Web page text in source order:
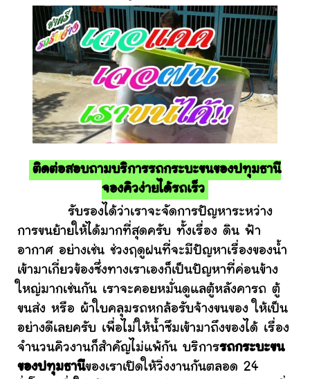
ติดต่อสอบถามบริการรถกระบะขนของปทุมธานี
จองคิวง่ายได้รถเร็ว
รับรองได้ว่าเราจะจัดการปัญหาระหว่าง
การขนย้ายให้ได้มากที่สุดครับ ทั้งเรื่อง ดิน ฟ้า
อากาศ อย่างเช่น ช่วงฤดูฝนที่จะมีปัญหาเรื่องของน้ำ
เข้ามาเกี่ยวข้องซึ่งทางเราเองก็เป็นปัญหาที่ค่อนข้าง
ใหญ่มากเช่นกัน เราจะคอยหมั่นดูแลตู้หลังคารถ ตู้
ขนส่ง หรือ ผ้าใบคลุมรถหกล้อรับจ้างขนของ ให้เป็น
อย่างดีเลยครับ เพื่อไม่ให้น้ำซึมเข้ามาถึงของได้ เรื่อง
จำนวนคิวงานก็สำคัญไม่แพ้กัน บริการรถกระบะขน
ของปทุมธานีของเราเปิดให้วิ่งงานกันตลอด 24